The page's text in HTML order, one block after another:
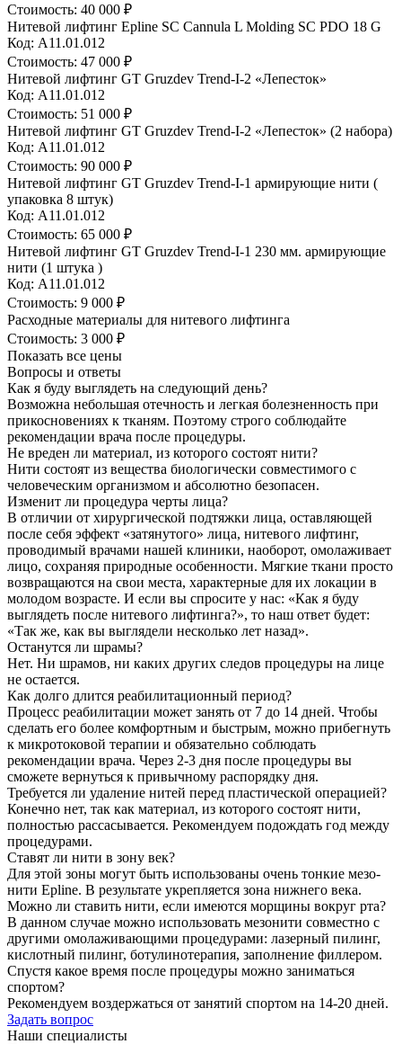
Стоимость: 40 000 ₽
Нитевой лифтинг Epline SC Cannula L Molding SC PDO 18 G
Код: А11.01.012
Стоимость: 47 000 ₽
Нитевой лифтинг GT Gruzdev Trend-I-2 «Лепесток»
Код: А11.01.012
Стоимость: 51 000 ₽
Нитевой лифтинг GT Gruzdev Trend-I-2 «Лепесток» (2 набора)
Код: А11.01.012
Стоимость: 90 000 ₽
Нитевой лифтинг GT Gruzdev Trend-I-1 армирующие нити (
упаковка 8 штук)
Код: А11.01.012
Стоимость: 65 000 ₽
Нитевой лифтинг GT Gruzdev Trend-I-1 230 мм. армирующие
нити (1 штука )
Код: А11.01.012
Стоимость: 9 000 ₽
Расходные материалы для нитевого лифтинга
Стоимость: 3 000 ₽
Показать все цены
Вопросы и ответы
Как я буду выглядеть на следующий день?
Возможна небольшая отечность и легкая болезненность при
прикосновениях к тканям. Поэтому строго соблюдайте
рекомендации врача после процедуры.
Не вреден ли материал, из которого состоят нити?
Нити состоят из вещества биологически совместимого с
человеческим организмом и абсолютно безопасен.
Изменит ли процедура черты лица?
В отличии от хирургической подтяжки лица, оставляющей
после себя эффект «затянутого» лица, нитевого лифтинг,
проводимый врачами нашей клиники, наоборот, омолаживает
лицо, сохраняя природные особенности. Мягкие ткани просто
возвращаются на свои места, характерные для их локации в
молодом возрасте. И если вы спросите у нас: «Как я буду
выглядеть после нитевого лифтинга?», то наш ответ будет:
«Так же, как вы выглядели несколько лет назад».
Останутся ли шрамы?
Нет. Ни шрамов, ни каких других следов процедуры на лице
не остается.
Как долго длится реабилитационный период?
Процесс реабилитации может занять от 7 до 14 дней. Чтобы
сделать его более комфортным и быстрым, можно прибегнуть
к микротоковой терапии и обязательно соблюдать
рекомендации врача. Через 2-3 дня после процедуры вы
сможете вернуться к привычному распорядку дня.
Требуется ли удаление нитей перед пластической операцией?
Конечно нет, так как материал, из которого состоят нити,
полностью рассасывается. Рекомендуем подождать год между
процедурами.
Ставят ли нити в зону век?
Для этой зоны могут быть использованы очень тонкие мезо-
нити Epline. В результате укрепляется зона нижнего века.
Можно ли ставить нити, если имеются морщины вокруг рта?
В данном случае можно использовать мезонити совместно с
другими омолаживающими процедурами: лазерный пилинг,
кислотный пилинг, ботулинотерапия, заполнение филлером.
Спустя какое время после процедуры можно заниматься
спортом?
Рекомендуем воздержаться от занятий спортом на 14-20 дней.
Задать вопрос
Наши специалисты